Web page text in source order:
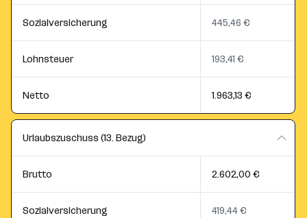
Sozialversicherung 445,46 €
Lohnsteuer 193,41 €
Netto 1.963,13 €
Urlaubszuschuss (13. Bezug)
Brutto 2.602,00 €
Sozialversicherung 419,44 €